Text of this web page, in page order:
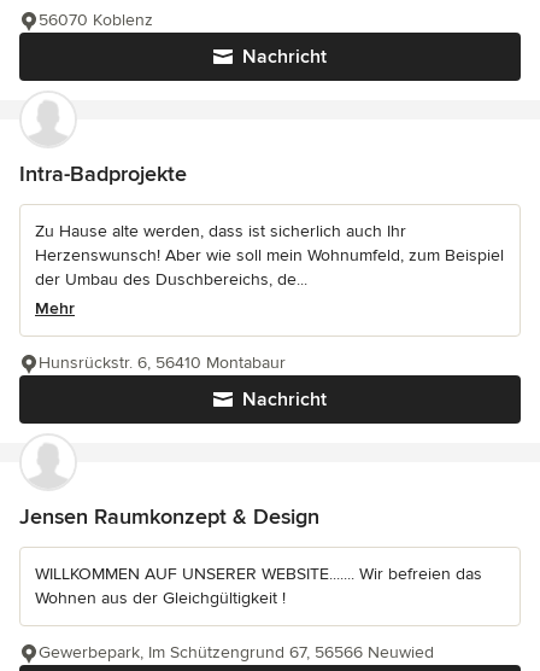
Nachricht
56070 Koblenz
Intra-Badprojekte
Zu Hause alte werden, dass ist sicherlich auch Ihr
Herzenswunsch! Aber wie soll mein Wohnumfeld, zum Beispiel
der Umbau des Duschbereichs, de...
Mehr
Nachricht
Hunsrückstr. 6, 56410 Montabaur
Jensen Raumkonzept & Design
WILLKOMMEN AUF UNSERER WEBSITE....... Wir befreien das
Wohnen aus der Gleichgültigkeit !
Gewerbepark, Im Schützengrund 67, 56566 Neuwied